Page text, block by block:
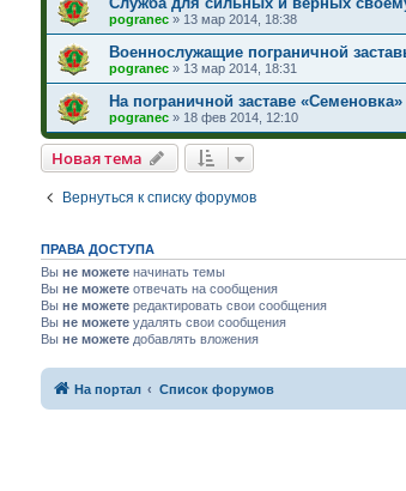
pogranec» 13 мар 2014, 18:38
Военнослужащие пограничной
pogranec» 13 мар 2014, 18:31
На пограничной заставе
pogranec» 18 фев 2014, 12:10
Новая тема
Вернуться к списку форумов
ПРАВА ДОСТУПА
Вы не можетеначинать темы
Вы не можетеотвечать на сообщения
Вы не можетередактировать свои сообщения
Вы не можетеудалять свои сообщения
Вы не можетедобавлять вложения
На портал Список форумов